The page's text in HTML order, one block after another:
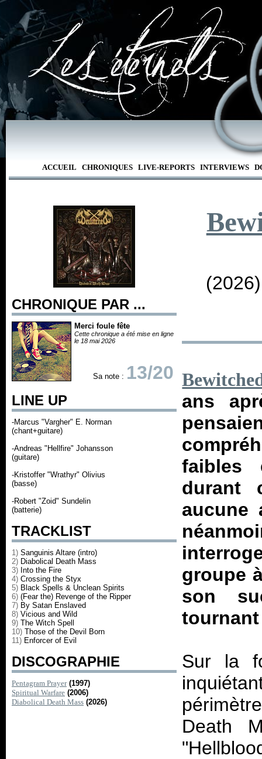
ACCUEIL CHRONIQUES LIVE-REPORTS INTERVIEWS
CHRONIQUE PAR ...
Merci foule fête
Cette chronique a été mise en ligne
le 18 mai 2026
Sa note : 13/20
LINE UP
-Marcus "Vargher" E. Norman
(chant+guitare)
-Andreas "Hellfire" Johansson
(guitare)
-Kristoffer "Wrathyr" Olivius
(basse)
-Robert "Zoid" Sundelin
(batterie)
TRACKLIST
1) Sanguinis Altare (intro)
2) Diabolical Death Mass
3) Into the Fire
4) Crossing the Styx
5) Black Spells & Unclean Spirits
6) (Fear the) Revenge of the Ripper
7) By Satan Enslaved
8) Vicious and Wild
9) The Witch Spell
10) Those of the Devil Born
11) Enforcer of Evil
DISCOGRAPHIE
Pentagram Prayer (1997)
Spiritual Warfare (2006)
Diabolical Death Mass (2026)
ans
faibles
durant
aucune
groupe
son
Sur la
Death